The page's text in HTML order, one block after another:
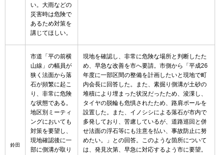
い。大雨などの
災害時は危険で
あるため対策を
講じてほしい。
鈴田
市道「平の前横
山線」の幅員が
狭く法面から落
石が頻繁に起こ
り、非常に危険
な状態である。
地区別ミーティ
ングにおいても
対策を要望し、
現地確認後に一
部に側溝が取り
現地を確認し、非常に危険な場所と判断したた
め、早急な改善を市へ要請。市側から「平成26
年度に一部区間の整備を計画したいと現地で町
内会長に回答した。また、素掘り側溝が土砂の
堆積により埋まった状況だったため、浚渫し、
タイヤの脱輪も危惧されたため、路肩ポールを
設置した。また、イノシシによる落石が市内で
多発しており、苦慮しているが、道路巡回と併
せ法面の浮石等にも注意を払い、事故防止に努
めたい。」との回答。このような箇所について
は、発見次第、早急に対応するよう市に要望。